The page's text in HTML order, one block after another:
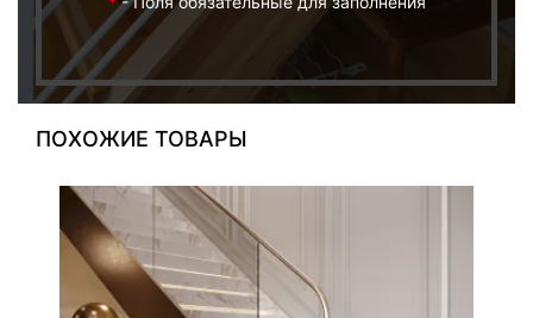
ПОХОЖИЕ ТОВАРЫ